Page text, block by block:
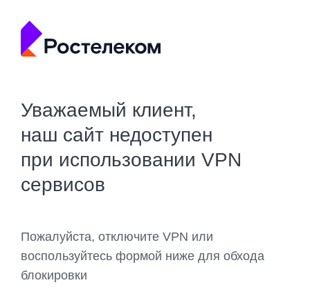
Уважаемый клиент,
наш сайт недоступен
при использовании VPN
сервисов
Пожалуйста, отключите VPN или
воспользуйтесь формой ниже для обхода
блокировки